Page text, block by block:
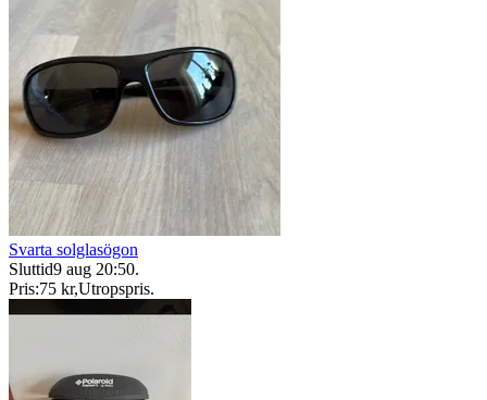
Svarta solglasögon
Sluttid9 aug 20:50.
Pris:75 kr,Utropspris.